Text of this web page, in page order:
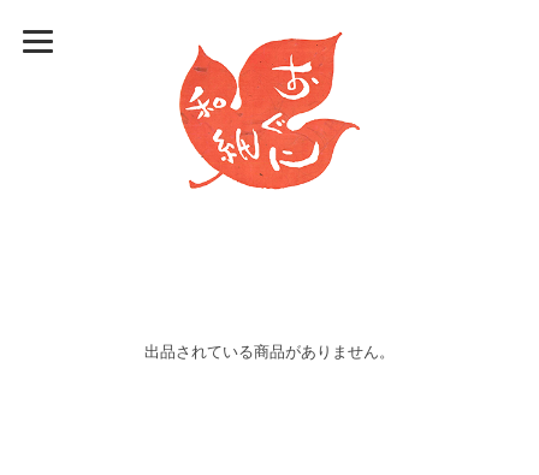
出品されている商品がありません。